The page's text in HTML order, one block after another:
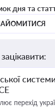
дня та
перехід